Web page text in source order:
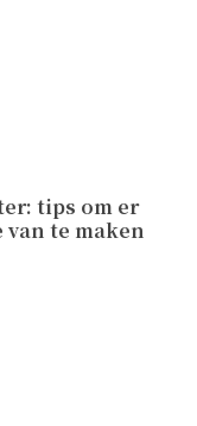
tips om er
te maken